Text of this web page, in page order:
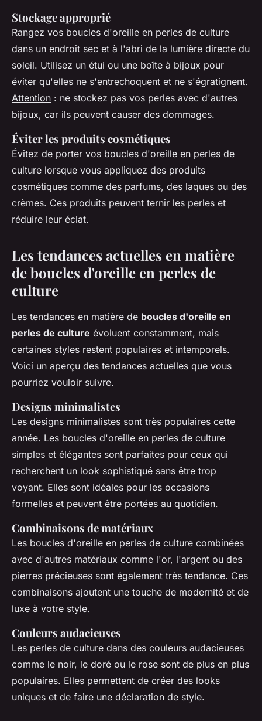
Stockage approprié
Rangez vos boucles d'oreille en perles de culture
dans un endroit sec et à l'abri de la lumière directe du
soleil. Utilisez un étui ou une boîte à bijoux pour
éviter qu'elles ne s'entrechoquent et ne s'égratignent.
Attention : ne stockez pas vos perles avec d'autres
bijoux, car ils peuvent causer des dommages.
Éviter les produits cosmétiques
Évitez de porter vos boucles d'oreille en perles de
culture lorsque vous appliquez des produits
cosmétiques comme des parfums, des laques ou des
crèmes. Ces produits peuvent ternir les perles et
réduire leur éclat.
Les tendances actuelles en matière
de boucles d'oreille en perles de
culture
Les tendances en matière de boucles d'oreille en
perles de culture évoluent constamment, mais
certaines styles restent populaires et intemporels.
Voici un aperçu des tendances actuelles que vous
pourriez vouloir suivre.
Designs minimalistes
Les designs minimalistes sont très populaires cette
année. Les boucles d'oreille en perles de culture
simples et élégantes sont parfaites pour ceux qui
recherchent un look sophistiqué sans être trop
voyant. Elles sont idéales pour les occasions
formelles et peuvent être portées au quotidien.
Combinaisons de matériaux
Les boucles d'oreille en perles de culture combinées
avec d'autres matériaux comme l'or, l'argent ou des
pierres précieuses sont également très tendance. Ces
combinaisons ajoutent une touche de modernité et de
luxe à votre style.
Couleurs audacieuses
Les perles de culture dans des couleurs audacieuses
comme le noir, le doré ou le rose sont de plus en plus
populaires. Elles permettent de créer des looks
uniques et de faire une déclaration de style.